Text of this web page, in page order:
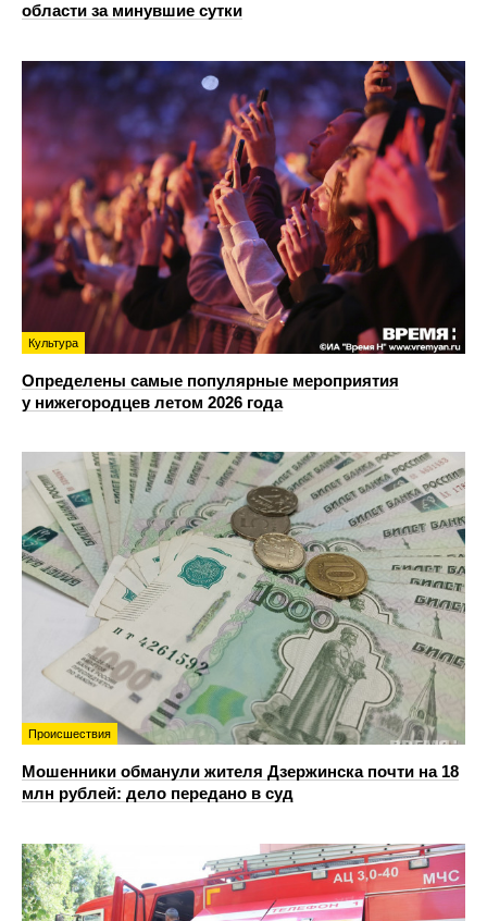
области за минувшие сутки
Культура
Определены самые популярные мероприятия
у нижегородцев летом 2026 года
Происшествия
Мошенники обманули жителя Дзержинска почти на 18
млн рублей: дело передано в суд